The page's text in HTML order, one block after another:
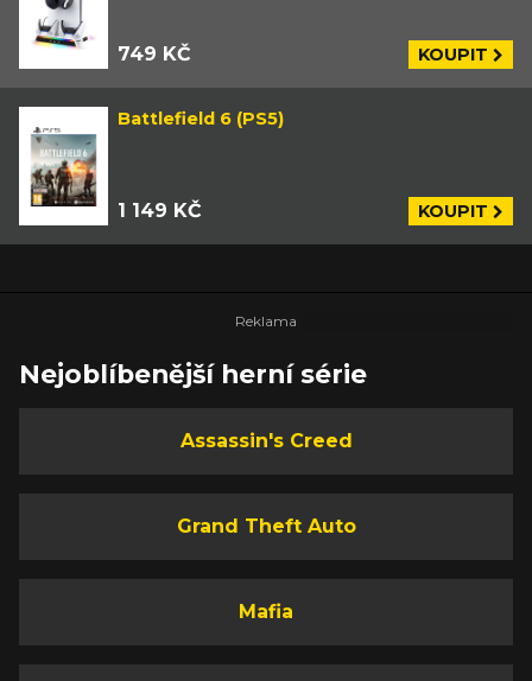
749 KČ KOUPIT
Battlefield 6 (PS5)
1 149 KČ KOUPIT
Nejoblíbenější herní série
Assassin's Creed
Grand Theft Auto
Mafia